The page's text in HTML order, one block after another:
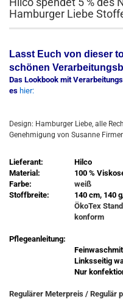
Hamburger Liebe
Lasst Euch von dieser
schönen
Das Lookbook mit
es hier:
Design: Hamburger Liebe, alle
Genehmigung von Susanne
Lieferant:
Hilco
Material:
100 %
Farbe:
weiß
Stoffbreite:
140 cm, 140
ÖkoTex
konform
Pflegeanleitung:
Linksseitig
Nur
Regulärer Meterpreis / Regulär